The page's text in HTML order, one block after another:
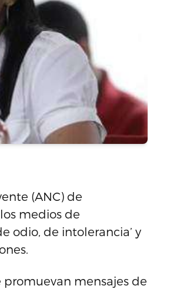
(ANC) de
medios de
odio, de intolerancia’ y
promuevan mensajes de